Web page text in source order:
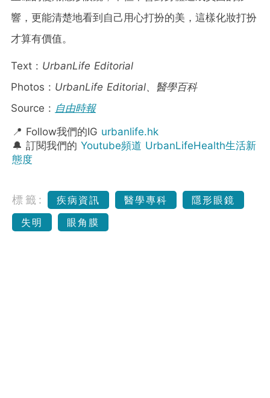
響，更能清楚地看到自己用心打扮的美，這樣化妝打扮
才算有價值。
Text : UrbanLife Editorial
Photos : UrbanLife Editorial、醫學百科
Source : 自由時報
📍 Follow我們的IG urbanlife.hk
🔔 訂閱我們的 Youtube頻道 UrbanLifeHealth生活新
態度
標籤: 疾病資訊 醫學專科
隱形眼鏡
失明
眼角膜